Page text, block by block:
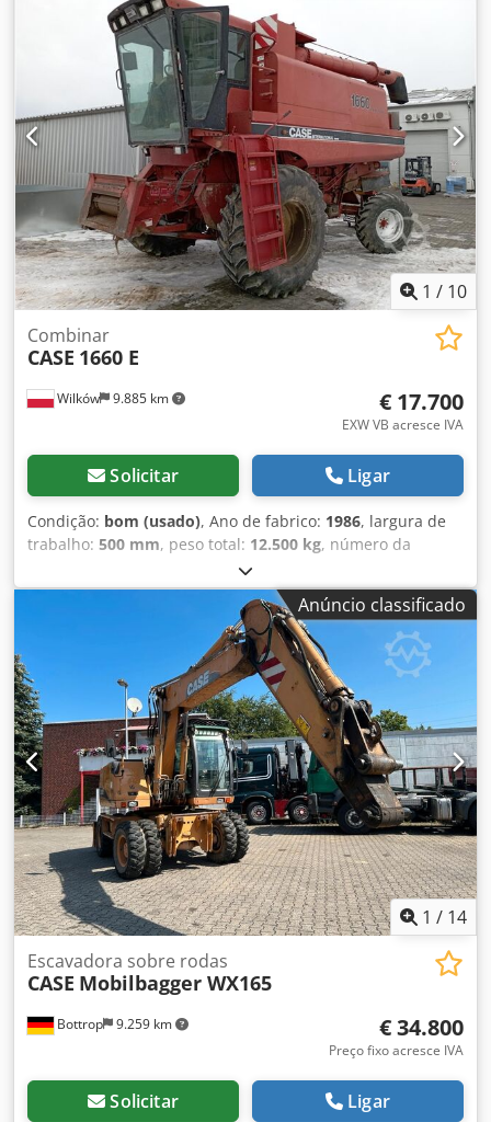
1 / 10
Wilków 9.885 km
Combinar
CASE 1660 E
€ 17.700
EXW VB acresce IVA
Solicitar Ligar
Condição: bom (usado), Ano de fabrico: 1986, largura de
trabalho: 500 mm, peso total: 12.500 kg, número da
, Fluxo axial CASE IH 1660 Marca:
Case IH Crodpfxsvr Dxps Alfef Modelo: 1660 Ano: 1987
Horário de funcionamento: 3.300 horas Largura da seção:
5,00 m Vários tipos de equipamentos: picador de palha,
Anúncio classificado
1 / 14
Bottrop 9.259 km
Escavadora sobre rodas
CASE Mobilbagger WX165
€ 34.800
Preço fixo acresce IVA
Solicitar Ligar